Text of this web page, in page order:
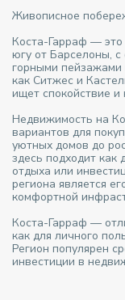
Живописное
Коста-Гарраф —
югу от Барселоны,
горными пейзажами
как Ситжес и
ищет спокойствие
Недвижимость на
вариантов для
уютных домов до
здесь подходит как
отдыха или
региона является
комфортной
Коста-Гарраф —
как для личного
Регион популярен
инвестиции в